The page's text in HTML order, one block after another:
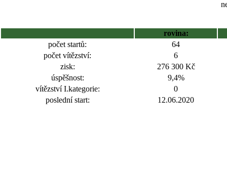
rovina:
počet startů:
64
počet vítězství:
6
zisk:
276 300 Kč
úspěšnost:
9,4%
vítězství I.kategorie:
0
poslední start:
12.06.2020